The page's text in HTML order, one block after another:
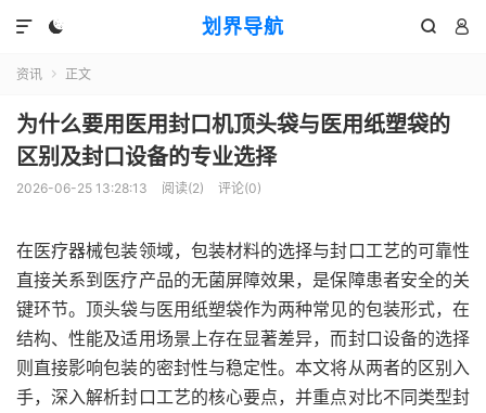
划界导航
  

资讯  正文
为什么要用医用封口机顶头袋与医用纸塑袋的
区别及封口设备的专业选择
2026-06-25 13:28:13 阅读(2) 评论(0)
在医疗器械包装领域，包装材料的选择与封口工艺的可靠性
直接关系到医疗产品的无菌屏障效果，是保障患者安全的关
键环节。顶头袋与医用纸塑袋作为两种常见的包装形式，在
结构、性能及适用场景上存在显著差异，而封口设备的选择
则直接影响包装的密封性与稳定性。本文将从两者的区别入
手，深入解析封口工艺的核心要点，并重点对比不同类型封